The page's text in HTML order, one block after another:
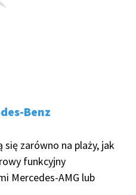
Benz
się zarówno na plaży, jak
funkcyjny
Mercedes-AMG lub